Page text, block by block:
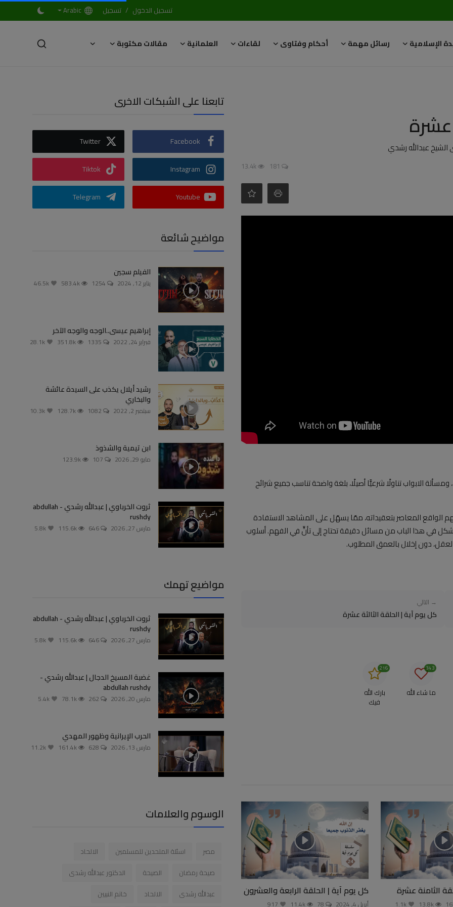
تسجيل الدخول / تسجيل Arabic
الإسلامية رسائل مهمة أحكام وفتاوى لقاءات العلمانية
مقالات مكتوبة
عشرة
عبدالله رشدي
181
13.4k
الابواب تناولًا شرعيًّا أصيلًا، بلغة واضحة تناسب جميع شرائح
الواقع المعاصر بتعقيداته، ممّا يسهّل على المشاهد الاستفادة
يُشكل في هذا الباب من مسائل دقيقة تحتاج إلى تأنٍّ في الفهم. أسلوب
دون إخلال بالعمق المطلوب.
→ التالي
كل يوم آية | الحلقة الثالثة عشرة
ما شاء الله
343
بارك الله
فيك
216
الثامنة عشرة
13.8k
كل يوم آية | الحلقة الرابعة والعشرون
أبريل 4, 2024 11.4k
تابعنا على الشبكات الاخرى
Facebook
Twitter
Instagram
Tiktok
Youtube
Telegram
مواضيح شائعة
الفيلم سجين
يناير 12, 2024 1254
583.4k
إبراهيم عيسى..الوجه والوجه الآخر
فبراير 24, 2022 1335
351.8k
رشيد أيلال يكذب على السيدة عائشة
والبخاري
سبتمبر 2, 2022 1082
128.7k
ابن تيمية والشذوذ
مايو 29, 2026 107
123.9k
ثروت الخرباوي | عبدالله رشدي - abdullah
rushdy
مارس 27, 2026 646
115.6k
مواضيع تهمك
ثروت الخرباوي | عبدالله رشدي - abdullah
rushdy
مارس 27, 2026 646
115.6k
غضبة المسيخ الدجال | عبدالله رشدي -
abdullah rushdy
مارس 20, 2026 262
78.1k
الحرب الإيرانية وظهور المهدي
مارس 13, 2026 628
161.4k
الوسوم والعلامات
مصر اسئلة الملحدين للمسلمين
الالحاد
صيحة رمضان
الصيحة
الدكتور عبدالله رشدى
عبدالله رشدى
الالحاد
خاتم النبيين